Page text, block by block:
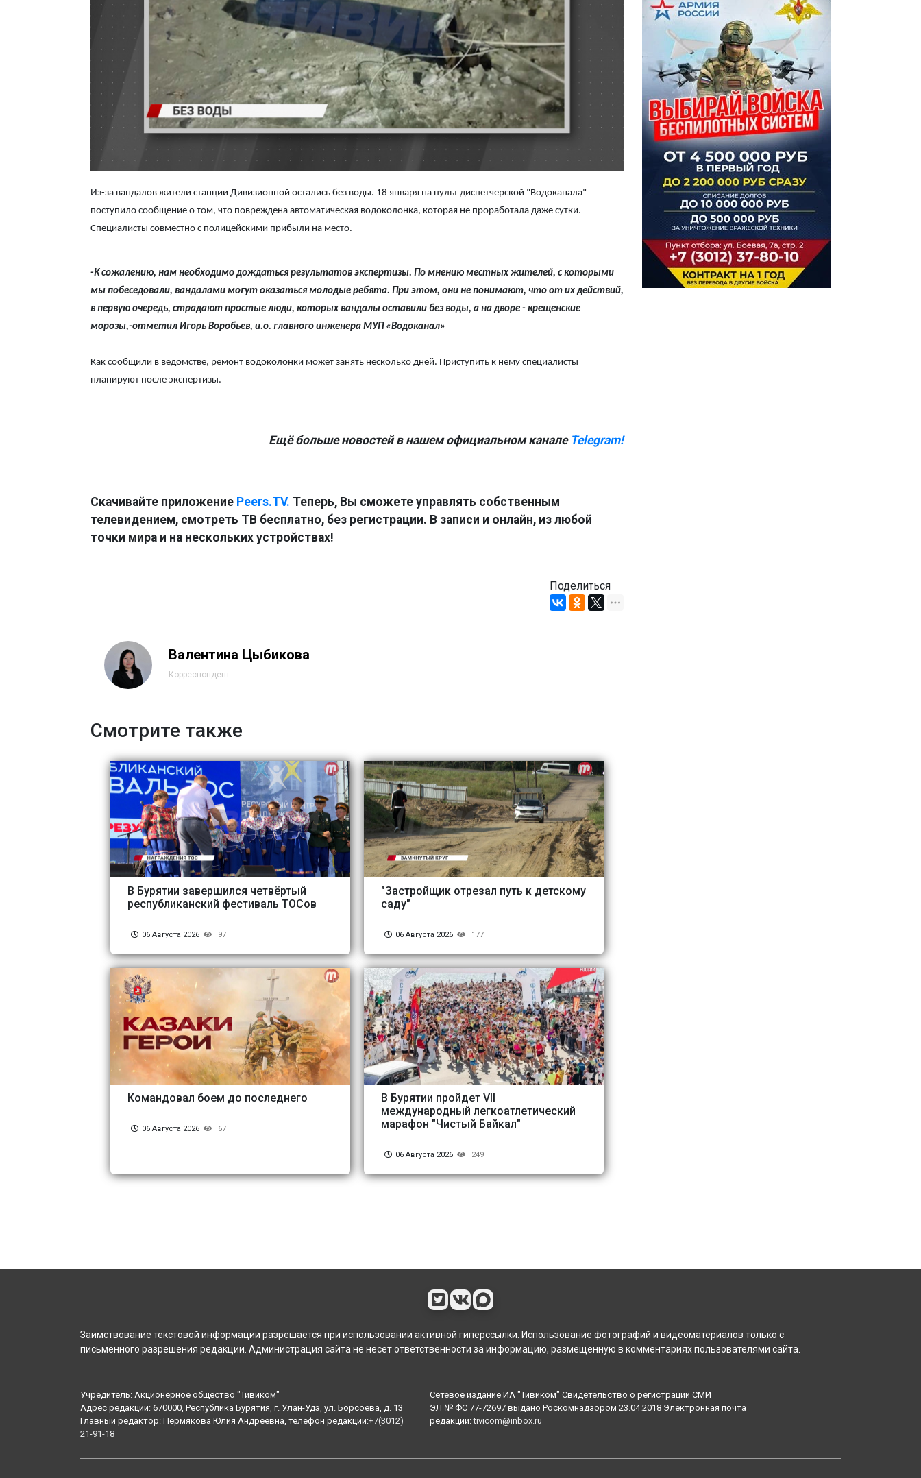
Из-за вандалов жители станции Дивизионной остались без воды. 18 января на пульт диспетчерской "Водоканала"
поступило сообщение о том, что повреждена автоматическая водоколонка, которая не проработала даже сутки.
Специалисты совместно с полицейскими прибыли на место.
-К сожалению, нам необходимо дождаться результатов экспертизы. По мнению местных жителей, с которыми
мы побеседовали, вандалами могут оказаться молодые ребята. При этом, они не понимают, что от их действий,
в первую очередь, страдают простые люди, которых вандалы оставили без воды, а на дворе - крещенские
морозы,-отметил Игорь Воробьев, и.о. главного инженера МУП «Водоканал»
Как сообщили в ведомстве, ремонт водоколонки может занять несколько дней. Приступить к нему специалисты
планируют после экспертизы.
Ещё больше новостей в нашем официальном канале Telegram!
Скачивайте приложение Peers.TV. Теперь, Вы сможете управлять собственным
телевидением, смотреть ТВ бесплатно, без регистрации. В записи и онлайн, из любой
точки мира и на нескольких устройствах!
Поделиться
Валентина Цыбикова
Корреспондент
Смотрите также
В Бурятии завершился четвёртый
республиканский фестиваль ТОСов
06 Августа 2026 97
"Застройщик отрезал путь к детскому
саду"
06 Августа 2026 177
Командовал боем до последнего
06 Августа 2026 67
В Бурятии пройдет VII
международный легкоатлетический
марафон "Чистый Байкал"
06 Августа 2026 249
Заимствование текстовой информации разрешается при использовании активной гиперссылки. Использование фотографий и видеоматериалов только с
письменного разрешения редакции. Администрация сайта не несет ответственности за информацию, размещенную в комментариях пользователями сайта.
Учредитель: Акционерное общество "Тивиком"
Адрес редакции: 670000, Республика Бурятия, г. Улан-Удэ, ул. Борсоева, д. 13
Главный редактор: Пермякова Юлия Андреевна, телефон редакции:+7(3012)
21-91-18
Сетевое издание ИА "Тивиком" Свидетельство о регистрации СМИ
ЭЛ № ФС 77-72697 выдано Роскомнадзором 23.04.2018 Электронная почта
редакции:tivicom@inbox.ru